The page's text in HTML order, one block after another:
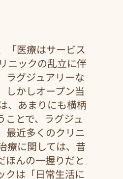
「医療はサービス
ニックの乱立に伴
ラグジュアリーな
しかしオープン当
、あまりにも横柄
とで、ラグジュ
最近多くのクリニ
療に関しては、昔
ほんの一握りだと
クは「日常生活に